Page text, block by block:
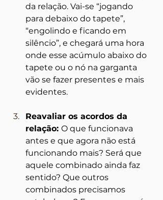
da relação. Vai-se “jogando
para debaixo do tapete”,
“engolindo e ficando em
silêncio”, e chegará uma hora
onde esse acúmulo abaixo do
tapete ou o nó na garganta
vão se fazer presentes e mais
evidentes.
Reavaliar os acordos da
relação: O que funcionava
antes e que agora não está
funcionando mais? Será que
aquele combinado ainda faz
sentido? Que outros
combinados precisamos